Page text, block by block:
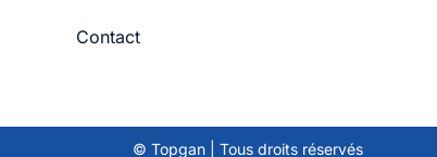
Contact
© Topgan | Tous droits réservés